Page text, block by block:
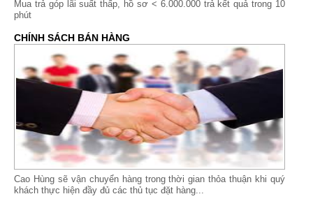
Mua trả góp lãi suất thấp, hồ sơ < 6.000.000 trả kết quả trong 10
phút
CHÍNH SÁCH BÁN HÀNG
Cao Hùng sẽ vận chuyển hàng trong thời gian thỏa thuận khi quý
khách thực hiện đầy đủ các thủ tục đặt hàng...